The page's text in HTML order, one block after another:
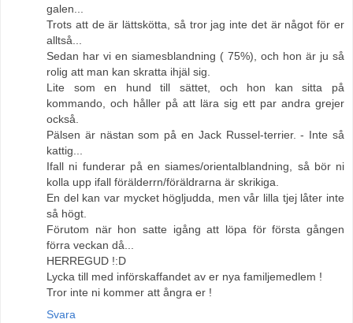
galen...
Trots att de är lättskötta, så tror jag inte det är något för er
alltså...
Sedan har vi en siamesblandning ( 75%), och hon är ju så
rolig att man kan skratta ihjäl sig.
Lite som en hund till sättet, och hon kan sitta på
kommando, och håller på att lära sig ett par andra grejer
också.
Pälsen är nästan som på en Jack Russel-terrier. - Inte så
kattig...
Ifall ni funderar på en siames/orientalblandning, så bör ni
kolla upp ifall förälderrn/föräldrarna är skrikiga.
En del kan var mycket högljudda, men vår lilla tjej låter inte
så högt.
Förutom när hon satte igång att löpa för första gången
förra veckan då...
HERREGUD !:D
Lycka till med införskaffandet av er nya familjemedlem !
Tror inte ni kommer att ångra er !
Svara